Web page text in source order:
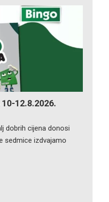
10-12.8.2026.
dobrih cijena donosi
sedmice izdvajamo